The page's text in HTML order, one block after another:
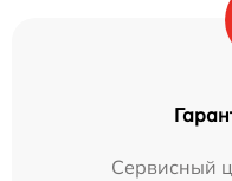
Сервисный